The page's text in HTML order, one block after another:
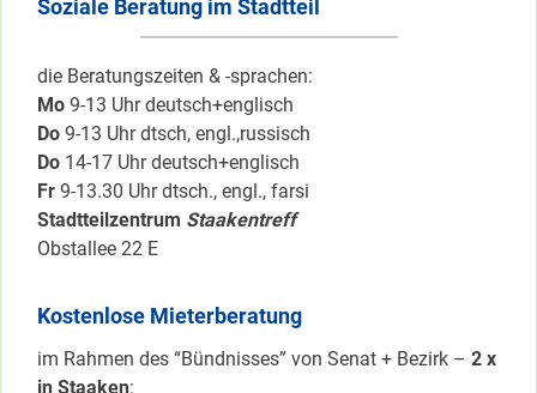
Soziale Beratung im Stadtteil
die Beratungszeiten & -sprachen:
Mo 9-13 Uhr deutsch+englisch
Do 9-13 Uhr dtsch, engl.,russisch
Do 14-17 Uhr deutsch+englisch
Fr 9-13.30 Uhr dtsch., engl., farsi
Stadtteilzentrum Staakentreff
Obstallee 22 E
Kostenlose Mieterberatung
im Rahmen des “Bündnisses” von Senat + Bezirk – 2 x
in Staaken: